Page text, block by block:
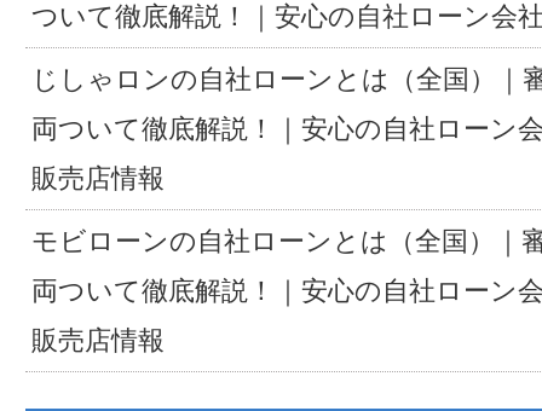
ついて徹底解説！｜安心の自社ローン会
じしゃロンの自社ローンとは（全国）｜
両ついて徹底解説！｜安心の自社ローン
販売店情報
モビローンの自社ローンとは（全国）｜
両ついて徹底解説！｜安心の自社ローン
販売店情報